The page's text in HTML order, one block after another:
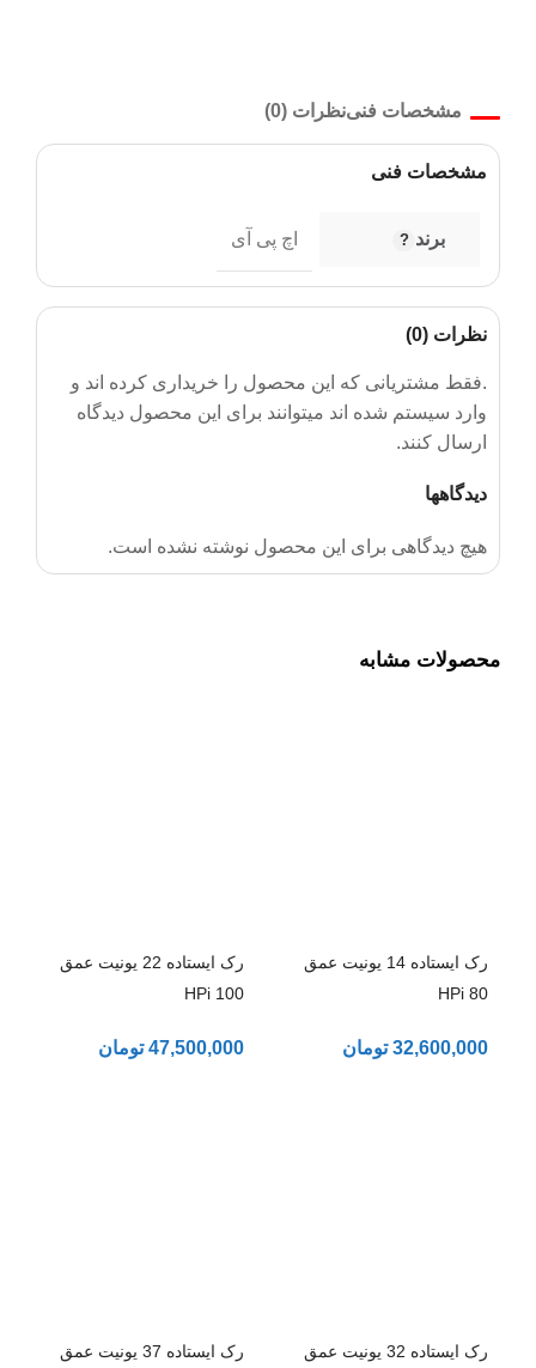
مشخصات فنینظرات (0)
مشخصات فنی
برند اچ پی آی
نظرات (0)
دیدگاهها
هیچ دیدگاهی برای این محصول نوشته نشده است.
.فقط مشتریانی که این محصول را خریداری کرده اند و
وارد سیستم شده اند میتوانند برای این محصول دیدگاه
ارسال کنند.
محصولات مشابه
رک ایستاده 14 یونیت عمق
80 HPi
32,600,000 تومان
رک ایستاده 22 یونیت عمق
100 HPi
47,500,000 تومان
رک ایستاده 32 یونیت عمق
رک ایستاده 37 یونیت عمق